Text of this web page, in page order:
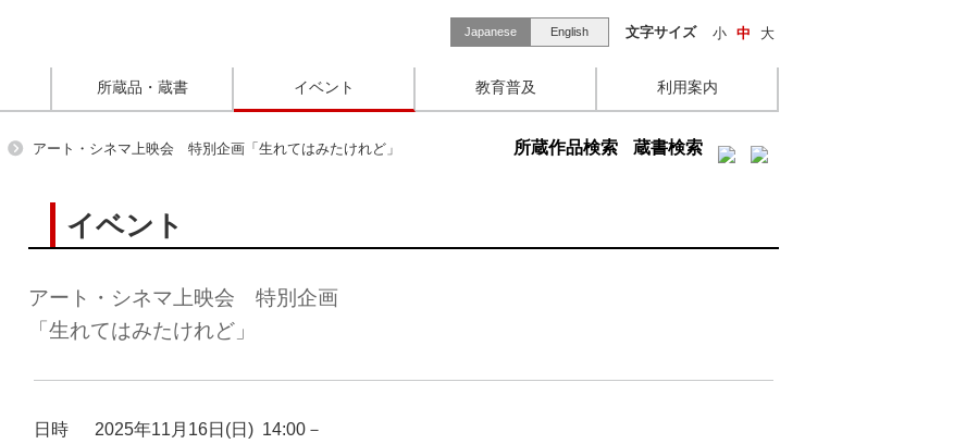
文字サイズ 小 中 大
Japanese English
所蔵品・蔵書 イベント 教育普及 利用案内
アート・シネマ上映会 特別企画「生れてはみたけれど」 所蔵作品検索 蔵書検索
イベント
アート・シネマ上映会 特別企画
「生れてはみたけれど」
日時
2025年11月16日(日) 14:00－